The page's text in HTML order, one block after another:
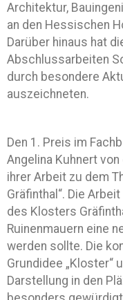
Architektur,
an den Hessischen
Darüber hinaus hat
Abschlussarbeiten
durch besondere
auszeichneten.
Den 1. Preis im
Angelina Kuhnert
ihrer Arbeit zu dem
Gräfinthal“. Die
des Klosters
Ruinenmauern eine
werden sollte. Die
Grundidee „Kloster“
Darstellung in den